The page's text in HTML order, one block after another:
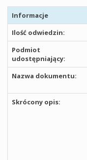
Informacje
Ilość odwiedzin:
Podmiot
udostępniający:
Nazwa dokumentu:
Skrócony opis: